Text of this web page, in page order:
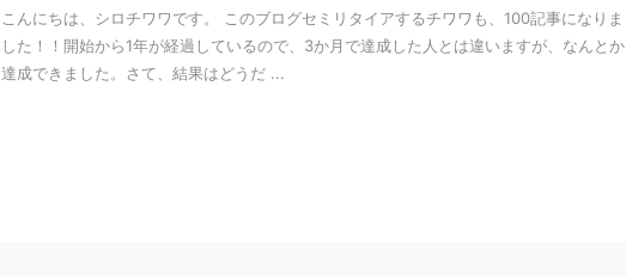
こんにちは、シロチワワです。 このブログセミリタイアするチワワも、100記事になりま
した！！開始から1年が経過しているので、3か月で達成した人とは違いますが、なんとか
達成できました。さて、結果はどうだ ...